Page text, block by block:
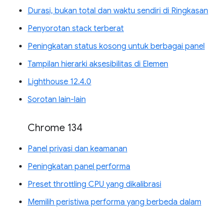
Durasi, bukan total dan waktu sendiri di Ringkasan
Penyorotan stack terberat
Peningkatan status kosong untuk berbagai panel
Tampilan hierarki aksesibilitas di Elemen
Lighthouse 12.4.0
Sorotan lain-lain
Chrome 134
Panel privasi dan keamanan
Peningkatan panel performa
Preset throttling CPU yang dikalibrasi
Memilih peristiwa performa yang berbeda dalam